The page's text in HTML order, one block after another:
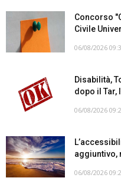
Concorso
Civile
06/08/2026
Disabilità,
dopo il
06/08/2026
aggiuntivo,
06/08/2026